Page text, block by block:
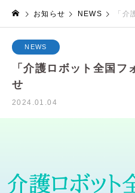
お知らせ NEWS 「介
NEWS
「介護ロボット全国フ
せ
2024.01.04